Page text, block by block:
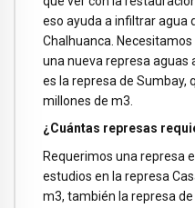
eso ayuda a infiltrar agua
Chalhuanca.
una nueva represa aguas
es la represa de Sumbay,
millones de m3.
¿Cuántas represas
Requerimos una represa
estudios en la represa
m3, también la represa